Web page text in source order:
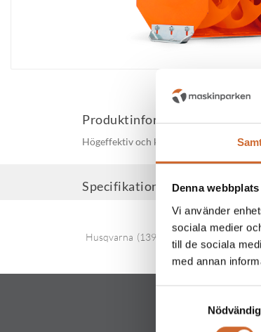
Denna
Vi använder
sociala medier
till de sociala
med annan
Nödvändig
Produktinformation
Högeffektiv och kraftig
Specifikationer
Husqvarna (139)